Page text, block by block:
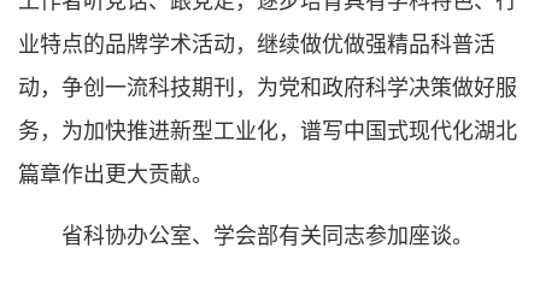
业特点的品牌学术活动，继续做优做强精品科普活
动，争创一流科技期刊，为党和政府科学决策做好服
务，为加快推进新型工业化，谱写中国式现代化湖北
篇章作出更大贡献。
省科协办公室、学会部有关同志参加座谈。